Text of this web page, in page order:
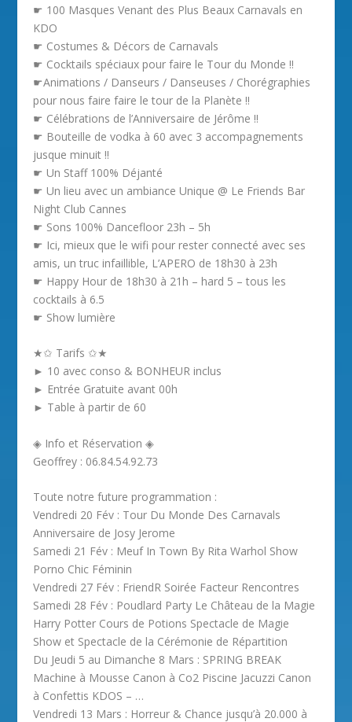
☛ 100 Masques Venant des Plus Beaux Carnavals en
KDO
☛ Costumes & Décors de Carnavals
☛ Cocktails spéciaux pour faire le Tour du Monde !!
☛Animations / Danseurs / Danseuses / Chorégraphies
pour nous faire faire le tour de la Planète !!
☛ Célébrations de l’Anniversaire de Jérôme !!
☛ Bouteille de vodka à 60 avec 3 accompagnements
jusque minuit !!
☛ Un Staff 100% Déjanté
☛ Un lieu avec un ambiance Unique @ Le Friends Bar
Night Club Cannes
☛ Sons 100% Dancefloor 23h – 5h
☛ Ici, mieux que le wifi pour rester connecté avec ses
amis, un truc infaillible, L’APERO de 18h30 à 23h
☛ Happy Hour de 18h30 à 21h – hard 5 – tous les
cocktails à 6.5
☛ Show lumière
★✩ Tarifs ✩★
► 10 avec conso & BONHEUR inclus
► Entrée Gratuite avant 00h
► Table à partir de 60
◈ Info et Réservation ◈
Geoffrey : 06.84.54.92.73
Toute notre future programmation :
Vendredi 20 Fév : Tour Du Monde Des Carnavals
Anniversaire de Josy Jerome
Samedi 21 Fév : Meuf In Town By Rita Warhol Show
Porno Chic Féminin
Vendredi 27 Fév : FriendR Soirée Facteur Rencontres
Samedi 28 Fév : Poudlard Party Le Château de la Magie
Harry Potter Cours de Potions Spectacle de Magie
Show et Spectacle de la Cérémonie de Répartition
Du Jeudi 5 au Dimanche 8 Mars : SPRING BREAK
Machine à Mousse Canon à Co2 Piscine Jacuzzi Canon
à Confettis KDOS – …
Vendredi 13 Mars : Horreur & Chance jusqu’à 20.000 à